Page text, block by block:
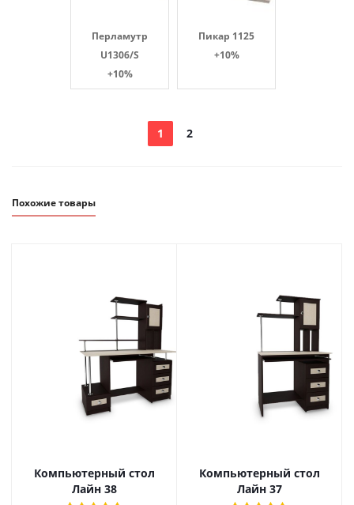
Перламутр
U1306/S
+10%
Пикар 1125
+10%
1 2
Похожие товары
Компьютерный стол
Лайн 38
Компьютерный стол
Лайн 37